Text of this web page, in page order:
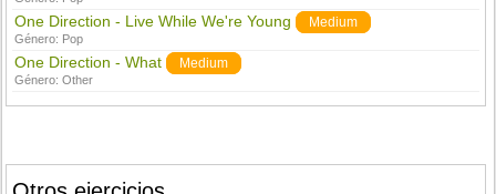
One Direction - Live While We're Young Medium
Género: Pop
One Direction - What Medium
Género:Other